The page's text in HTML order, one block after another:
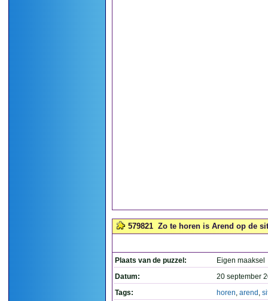
579821 Zo te horen is Arend op de
Plaats van de puzzel:
Eigen maaksel
Datum:
20 september
Tags:
horen, arend ,